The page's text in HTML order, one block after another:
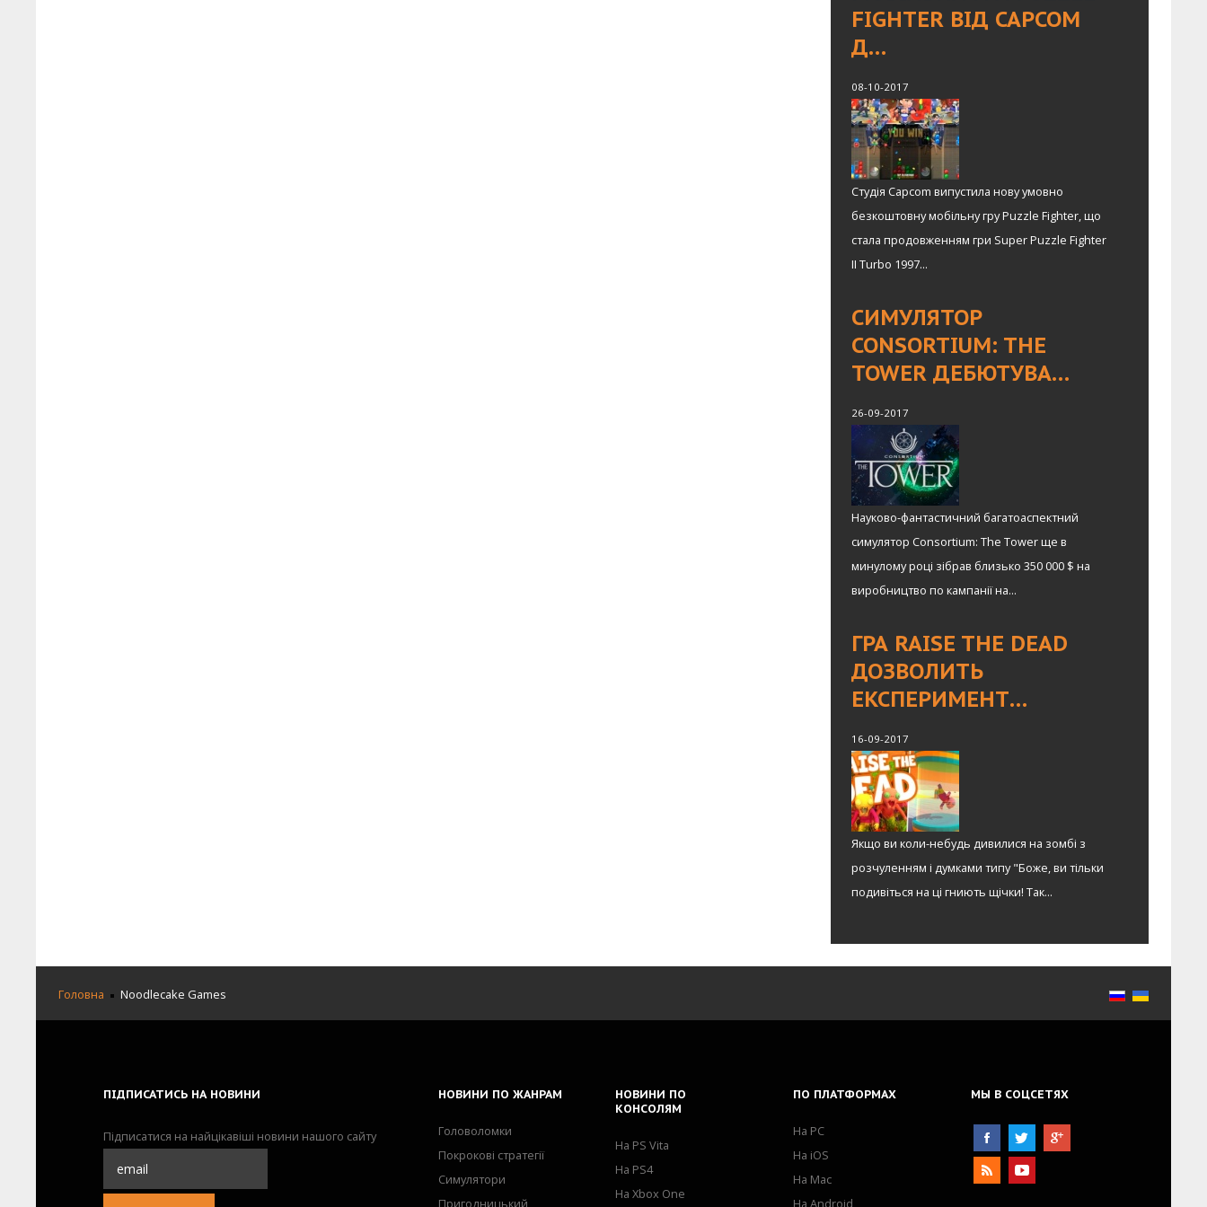
FIGHTER ВІД CAPCOM
Д…
08-10-2017
Студія Capcom випустила нову умовно
безкоштовну мобільну гру Puzzle Fighter, що
стала продовженням гри Super Puzzle Fighter
II Turbo 1997...
СИМУЛЯТОР
CONSORTIUM: THE
TOWER ДЕБЮТУВА…
26-09-2017
Науково-фантастичний багатоаспектний
симулятор Consortium: The Tower ще в
минулому році зібрав близько 350 000 $ на
виробництво по кампанії на...
ГРА RAISE THE DEAD
ДОЗВОЛИТЬ
ЕКСПЕРИМЕНТ…
16-09-2017
Якщо ви коли-небудь дивилися на зомбі з
розчуленням і думками типу "Боже, ви тільки
подивіться на ці гниють щічки! Так...
Головна Noodlecake Games
ПІДПИСАТИСЬ НА НОВИНИ
Підписатися на найцікавіші новини нашого сайту
НОВИНИ ПО ЖАНРАМ
Головоломки
Покрокові стратегії
Симулятори
Пригодницький
НОВИНИ ПО
КОНСОЛЯМ
На PS Vita
На PS4
На Xbox One
ПО ПЛАТФОРМАХ
На PC
На iOS
На Mac
На Android
МЫ В СОЦСЕТЯХ